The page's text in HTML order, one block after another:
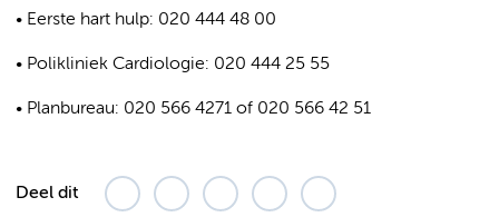
• Eerste hart hulp: 020 444 48 00
• Polikliniek Cardiologie: 020 444 25 55
• Planbureau: 020 566 4271 of 020 566 42 51
Deel dit